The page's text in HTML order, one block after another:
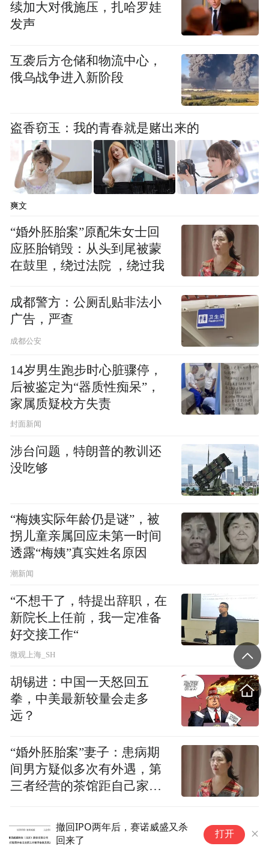
在此向奉献爱心的广东可味巧克力食品有限
公司致以敬意及感恩之情，因为有你们慷慨
的布施、坚定的同行，未来我们将一如既往
地秉承初心，做慈善事业的行动者，爱心奉
献的传播者！用慈悲之心温暖世界。
相关链接
1、困境人群生活救助
反反复复的疫情，以及多地罕见的洪灾、寒
到了强烈的冲击。有的人，在自然灾害中失
去了全部的财产；有的人，失去了收入来
“困境人群生活救助”项目旨在为困境人群提
供基础的生活方面的保障。项目涵盖的服务
困境人群提供一定的生活补助金等。
2、困境老人安养计划
失能、独居、空巢等困境老人的养老问题，
已成为社会各界普遍关注的热点。对于一些
几乎没有子女照顾的分散独居的孤寡老人、
独居老人而言，他们面临的问题更为复杂，
尤其是在生活照料、就医服务、精神慰藉等
方面存在很大空缺。
“困境老人安养计划”旨在帮助年迈的老人及
其父母、帮助处于困境中的老人改善老年生
活品质，为他们提供基本的生活、医疗护理
方面的救助。
“特别声明：以上作品内容(包括在内的视频、图片或音
频)为凤凰网旗下自媒体平台“大风号”用户上传并发
布，本平台仅提供信息存储空间服务。
Notice: The content above (including the videos,
pictures and audios if any) is uploaded and posted
by the user of Dafeng Hao, which is a social media
platform and merely provides information storage
space services.”
续加大对俄施压，扎哈罗娃
发声
互袭后方仓储和物流中心，
俄乌战争进入新阶段
盗香窃玉：我的青春就是赌出来的
爽文
“婚外胚胎案”原配朱女士回
应胚胎销毁：从头到尾被蒙
在鼓里，绕过法院 ，绕过我
成都警方：公厕乱贴非法小
广告，严查
成都公安
14岁男生跑步时心脏骤停，
后被鉴定为“器质性痴呆”，
家属质疑校方失责
封面新闻
涉台问题，特朗普的教训还
没吃够
“梅姨实际年龄仍是谜”，被
拐儿童亲属回应未第一时间
透露“梅姨”真实姓名原因
潮新闻
“不想干了，特提出辞职，在
新院长上任前，我一定准备
好交接工作“
微观上海_SH
胡锡进：中国一天怒回五
拳，中美最新较量会走多
远？
“婚外胚胎案”妻子：患病期
间男方疑似多次有外遇，第
三者经营的茶馆距自己家步
撤回IPO两年后，赛诺威盛又杀
回来了
打开